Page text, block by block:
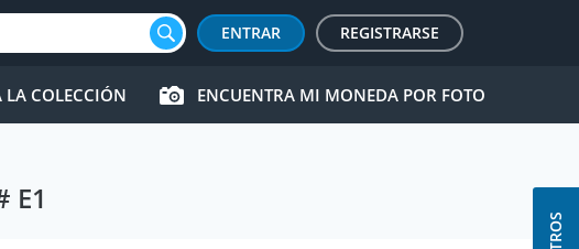
ENTRAR REGISTRARSE
COLECCIÓN ENCUENTRA MI MONEDA POR FOTO
E1